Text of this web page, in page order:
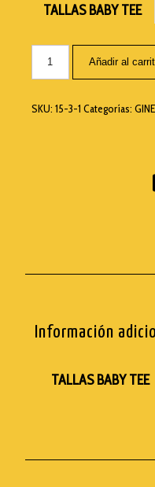
TALLAS BABY TEE
Añadir al
SKU: 15-3-1 Categorías:
Información
TALLAS BABY TEE